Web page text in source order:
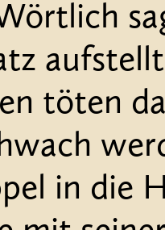
töten
in die